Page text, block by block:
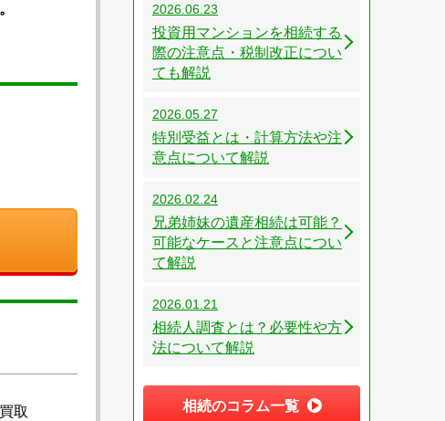
取
2026.06.23
投資用マンションを相続する
際の注意点・税制改正につい
ても解説
2026.05.27
特別受益とは・計算方法や注
意点について解説
2026.02.24
兄弟姉妹の遺産相続は可能？
可能なケースと注意点につい
て解説
2026.01.21
相続人調査とは？必要性や方
法について解説
相続のコラム一覧